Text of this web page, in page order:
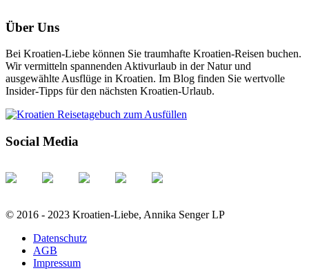
Über Uns
Bei Kroatien-Liebe können Sie traumhafte Kroatien-Reisen buchen.
Wir vermitteln spannenden Aktivurlaub in der Natur und
ausgewählte Ausflüge in Kroatien. Im Blog finden Sie wertvolle
Insider-Tipps für den nächsten Kroatien-Urlaub.
Social Media
© 2016 - 2023 Kroatien-Liebe, Annika Senger LP
Datenschutz
AGB
Impressum